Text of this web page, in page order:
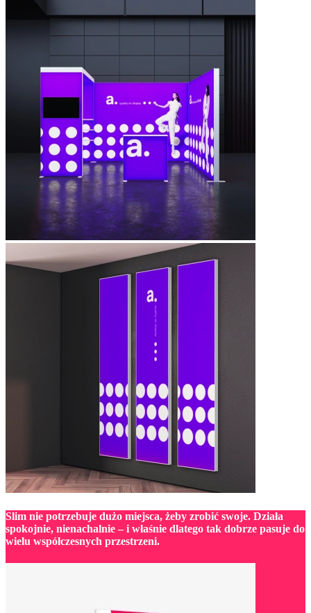
Slim nie potrzebuje dużo miejsca, żeby zrobić swoje. Działa
spokojnie, nienachalnie– i właśnie dlatego tak dobrze pasuje do
wielu współczesnych przestrzeni.